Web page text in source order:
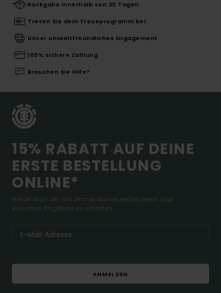
Rückgabe innerhalb von 30 Tagen
Treten Sie dem Treueprogramm bei
Unser umweltfreundliches Engagement
100% sichere Zahlung
Brauchen Sie Hilfe?
15% RABATT AUF DEINE
ERSTE BESTELLUNG
ONLINE*
Melde dich an, um immer die neuesten News und
exklusive Angebote zu erhalten.
ANMELDEN